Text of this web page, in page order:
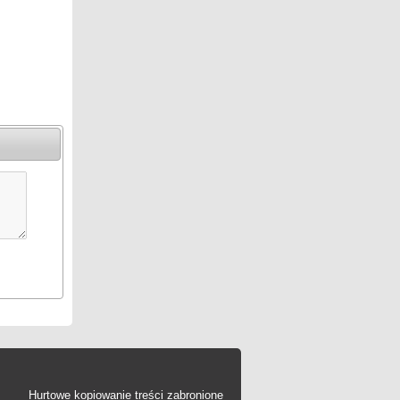
Hurtowe kopiowanie treści zabronione